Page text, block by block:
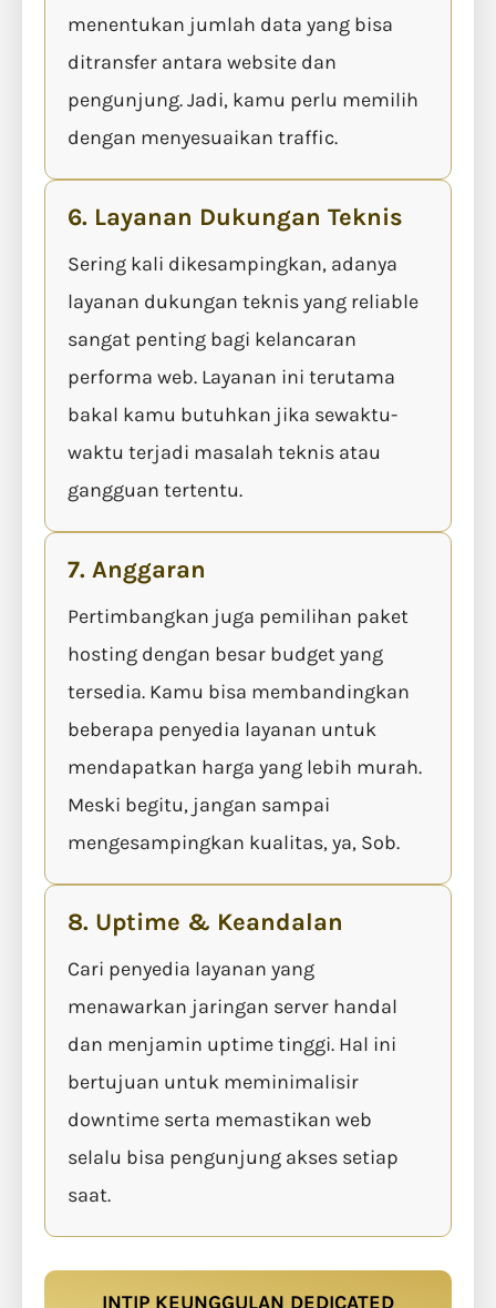
menentukan jumlah data yang bisa
ditransfer antara website dan
pengunjung. Jadi, kamu perlu memilih
dengan menyesuaikan traffic.
6. Layanan Dukungan Teknis
Sering kali dikesampingkan, adanya
layanan dukungan teknis yang reliable
sangat penting bagi kelancaran
performa web. Layanan ini terutama
bakal kamu butuhkan jika sewaktu-
waktu terjadi masalah teknis atau
gangguan tertentu.
7. Anggaran
Pertimbangkan juga pemilihan paket
hosting dengan besar budget yang
tersedia. Kamu bisa membandingkan
beberapa penyedia layanan untuk
mendapatkan harga yang lebih murah.
Meski begitu, jangan sampai
mengesampingkan kualitas, ya, Sob.
8. Uptime & Keandalan
Cari penyedia layanan yang
menawarkan jaringan server handal
dan menjamin uptime tinggi. Hal ini
bertujuan untuk meminimalisir
downtime serta memastikan web
selalu bisa pengunjung akses setiap
saat.
INTIP KEUNGGULAN DEDICATED